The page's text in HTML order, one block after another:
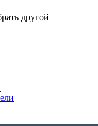
другой